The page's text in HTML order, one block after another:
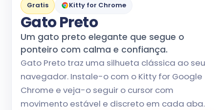
Gratis Kitty for Chrome
Gato Preto
Um gato preto elegante que segue o
ponteiro com calma e confiança.
Gato Preto traz uma silhueta clássica ao seu
navegador. Instale-o com o Kitty for Google
Chrome e veja-o seguir o cursor com
movimento estável e discreto em cada aba.